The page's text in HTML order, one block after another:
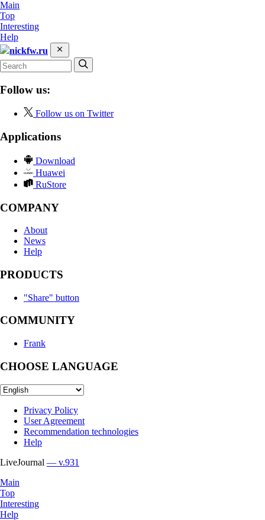
Main
Top
Interesting
Help
nickfw.ru
Follow us:
Follow us on Twitter
Applications
Download
Huawei
RuStore
COMPANY
About
News
Help
PRODUCTS
"Share" button
COMMUNITY
Frank
CHOOSE LANGUAGE
Privacy Policy
User Agreement
Recommendation technologies
Help
LiveJournal — v.931
Main
Top
Interesting
Help